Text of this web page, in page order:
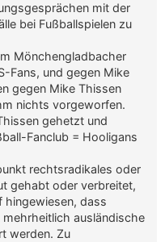
mit der
bei Fußballspielen zu
Mönchengladbacher
Fans, und gegen Mike
gegen Mike Thissen
nichts vorgeworfen.
gehetzt und
Fanclub = Hooligans
rechtsradikales oder
gehabt oder verbreitet,
hingewiesen, dass
ausländische
werden. Zu